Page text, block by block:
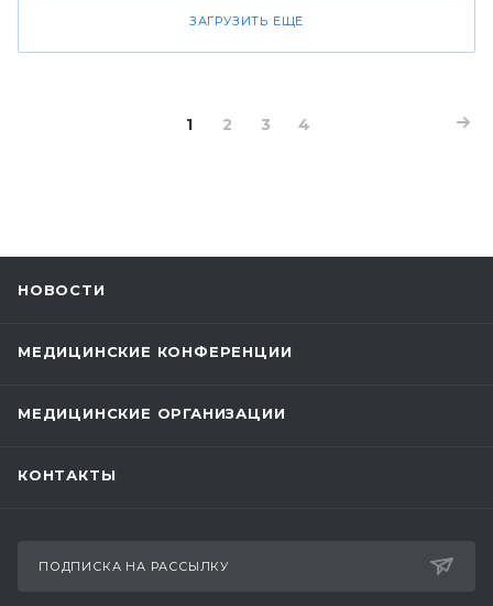
ЗАГРУЗИТЬ ЕЩЕ
1 2 3 4
НОВОСТИ
МЕДИЦИНСКИЕ КОНФЕРЕНЦИИ
МЕДИЦИНСКИЕ ОРГАНИЗАЦИИ
КОНТАКТЫ
ПОДПИСКА НА РАССЫЛКУ